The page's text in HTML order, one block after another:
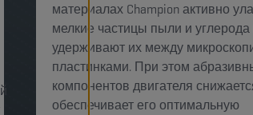
материалах Champion активно
мелкие частицы пыли и углерода
удерживают их между
пластинками. При этом
компонентов двигателя
обеспечивает его оптимальную